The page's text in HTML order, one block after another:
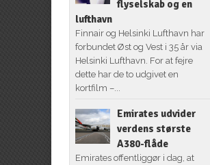
flyselskab og en
lufthavn
Finnair og Helsinki Lufthavn har
forbundet Øst og Vest i 35 år via
Helsinki Lufthavn. For at fejre
dette har de to udgivet en
kortfilm –...
Emirates udvider
verdens største
A380-flåde
Emirates offentliggør i dag, at